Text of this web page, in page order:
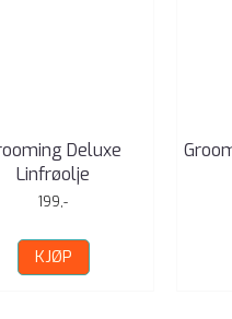
Deluxe
Linfrøolje
199,-
KJØP